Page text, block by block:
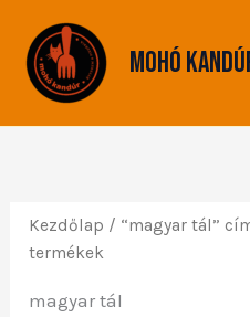
content
Mohó
Kezdőlap / “magyar tál”
termékek
magyar tál